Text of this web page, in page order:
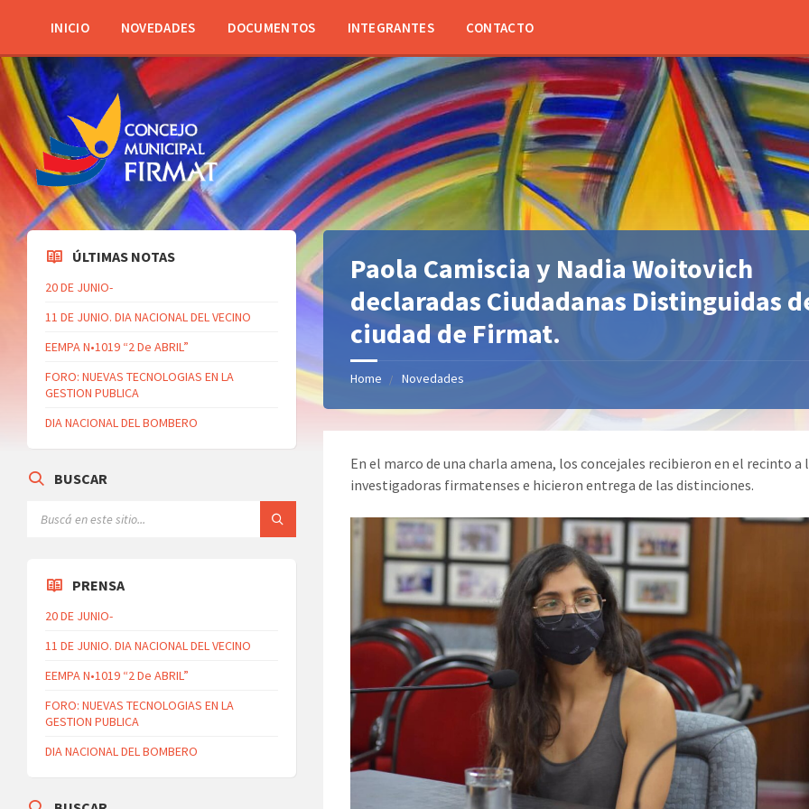
INICIO NOVEDADES DOCUMENTOS INTEGRANTES CONTACTO
Paola Camiscia y Nadia Woitovich
declaradas Ciudadanas Distinguidas
ciudad de Firmat.
Home Novedades
En el marco de una charla amena, los concejales recibieron en el recinto a
investigadoras firmatenses e hicieron entrega de las distinciones.
ÚLTIMAS NOTAS
20 DE JUNIO-
11 DE JUNIO. DIA NACIONAL DEL VECINO
EEMPA N•1019 “2 De ABRIL”
FORO: NUEVAS TECNOLOGIAS EN LA
GESTION PUBLICA
DIA NACIONAL DEL BOMBERO
BUSCAR
PRENSA
20 DE JUNIO-
11 DE JUNIO. DIA NACIONAL DEL VECINO
EEMPA N•1019 “2 De ABRIL”
FORO: NUEVAS TECNOLOGIAS EN LA
GESTION PUBLICA
DIA NACIONAL DEL BOMBERO